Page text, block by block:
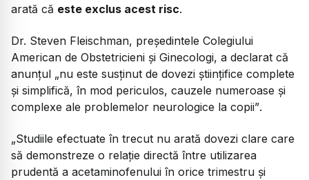
arată că este exclus acest risc.
Dr. Steven Fleischman, președintele Colegiului
American de Obstetricieni și Ginecologi, a declarat că
anunțul „nu este susținut de dovezi științifice complete
și simplifică, în mod periculos, cauzele numeroase și
complexe ale problemelor neurologice la copii”.
„Studiile efectuate în trecut nu arată dovezi clare care
să demonstreze o relație directă între utilizarea
prudentă a acetaminofenului în orice trimestru și